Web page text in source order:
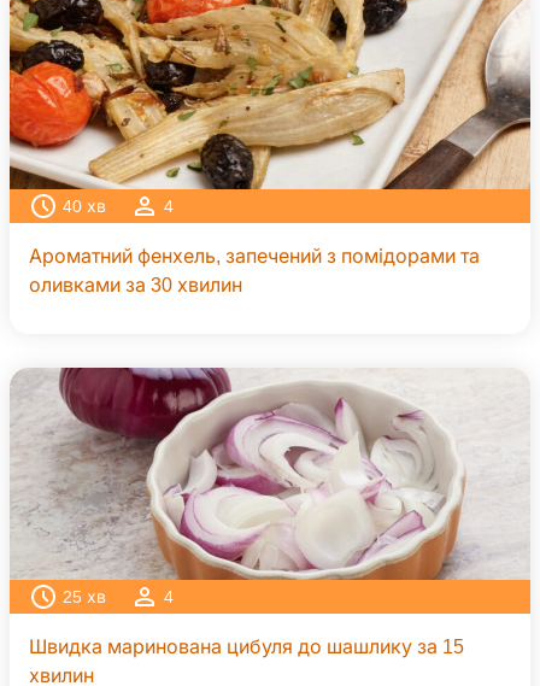
40 хв 4
Ароматний фенхель, запечений з помідорами та
оливками за 30 хвилин
25 хв 4
Швидка маринована цибуля до шашлику за 15
хвилин